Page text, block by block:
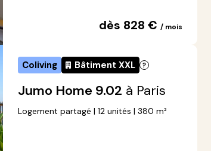
dès 828 €/ mois
Coliving Bâtiment XXL
Jumo Home 9.02 à Paris
Logement partagé | 12 unités | 380 m²